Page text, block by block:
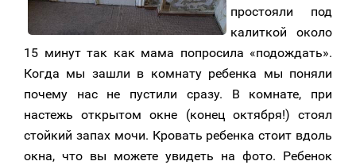
простояли под
калиткой около
15 минут так как мама попросила «подождать».
Когда мы зашли в комнату ребенка мы поняли
почему нас не пустили сразу. В комнате, при
настежь открытом окне (конец октября!) стоял
стойкий запах мочи. Кровать ребенка стоит вдоль
окна, что вы можете увидеть на фото. Ребенок